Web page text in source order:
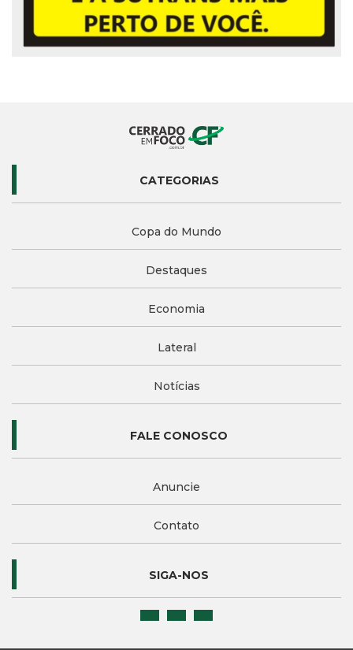
CATEGORIAS
Copa do Mundo
Destaques
Economia
Lateral
Notícias
FALE CONOSCO
Anuncie
Contato
SIGA-NOS